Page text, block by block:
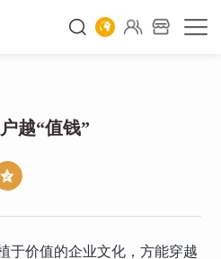
越“值钱”
于价值的企业文化，方能穿越